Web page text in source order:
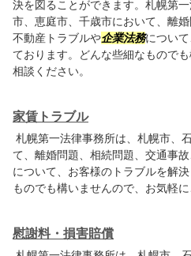
決を図ることができます。札幌第
市、恵庭市、千歳市において、離
不動産トラブルや企業法務につい
ております。どんな些細なもので
相談ください。
家賃トラブル
札幌第一法律事務所は、札幌市、
て、離婚問題、相続問題、交通事
について、お客様のトラブルを解
ものでも構いませんので、お気軽に
慰謝料・損害賠償